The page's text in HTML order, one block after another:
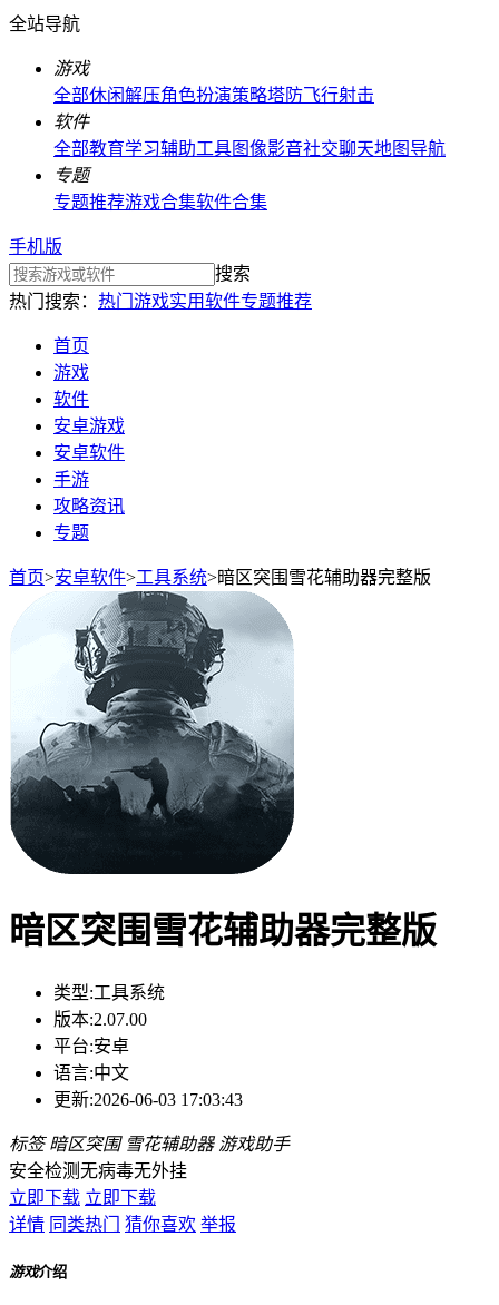
全站导航
游戏
全部休闲解压角色扮演策略塔防飞行射击
软件
全部教育学习辅助工具图像影音社交聊天地图导航
专题
专题推荐游戏合集软件合集
手机版
搜索
热门搜索： 热门游戏实用软件专题推荐
首页
游戏
软件
安卓游戏
安卓软件
手游
攻略资讯
专题
首页>安卓软件>工具系统>暗区突围雪花辅助器完整版
暗区突围雪花辅助器完整版
类型:工具系统
版本:2.07.00
平台:安卓
语言:中文
更新:2026-06-03 17:03:43
标签 暗区突围 雪花辅助器 游戏助手
安全检测无病毒无外挂
立即下载 立即下载
详情 同类热门 猜你喜欢 举报
游戏介绍